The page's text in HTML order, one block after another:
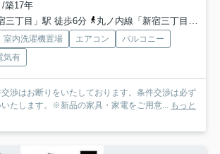
築17年
三丁目」駅 徒歩6分
丸ノ内線「新宿三丁目」駅 徒歩6分
室内洗濯機置場 エアコン
バルコニー
気有
渉はお断りをいたしております。条件交渉は必ず
たします。※新品の家具・家電をご用意...
もっと